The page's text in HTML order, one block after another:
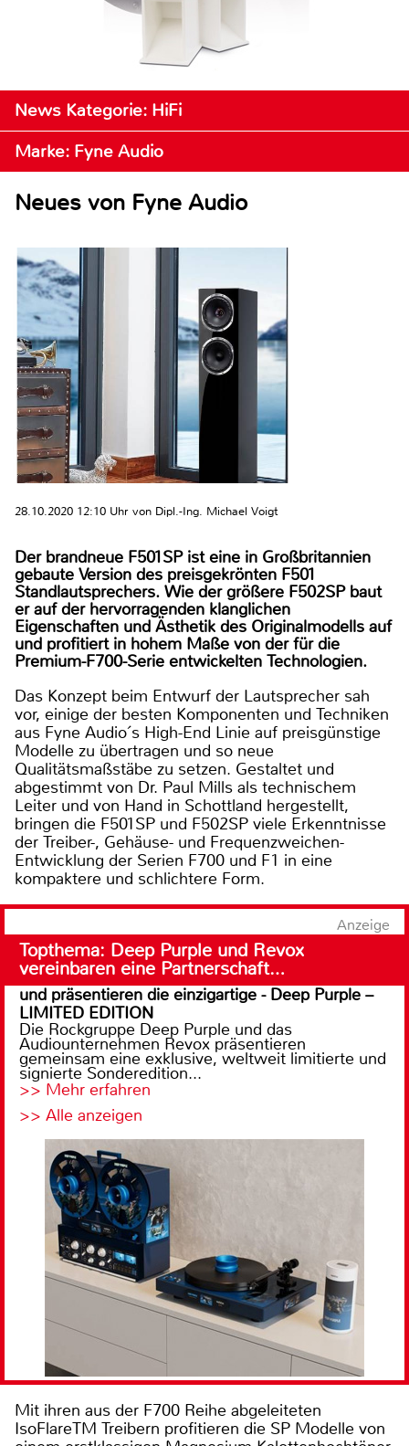
News Kategorie: HiFi
Marke: Fyne Audio
Neues von Fyne Audio
28.10.2020 12:10 Uhr von Dipl.-Ing. Michael Voigt
Der brandneue F501SP ist eine in Großbritannien
gebaute Version des preisgekrönten F501
Standlautsprechers. Wie der größere F502SP baut
er auf der hervorragenden klanglichen
Eigenschaften und Ästhetik des Originalmodells auf
und profitiert in hohem Maße von der für die
Premium-F700-Serie entwickelten Technologien.
Das Konzept beim Entwurf der Lautsprecher sah
vor, einige der besten Komponenten und Techniken
aus Fyne Audio´s High-End Linie auf preisgünstige
Modelle zu übertragen und so neue
Qualitätsmaßstäbe zu setzen. Gestaltet und
abgestimmt von Dr. Paul Mills als technischem
Leiter und von Hand in Schottland hergestellt,
bringen die F501SP und F502SP viele Erkenntnisse
der Treiber-, Gehäuse- und Frequenzweichen-
Entwicklung der Serien F700 und F1 in eine
kompaktere und schlichtere Form.
Anzeige
Topthema: Deep Purple und Revox
vereinbaren eine Partnerschaft…
und präsentieren die einzigartige - Deep Purple –
LIMITED EDITION
Die Rockgruppe Deep Purple und das
Audiounternehmen Revox präsentieren
gemeinsam eine exklusive, weltweit limitierte und
signierte Sonderedition...
>> Mehr erfahren
>> Alle anzeigen
Mit ihren aus der F700 Reihe abgeleiteten
IsoFlareTM Treibern profitieren die SP Modelle von